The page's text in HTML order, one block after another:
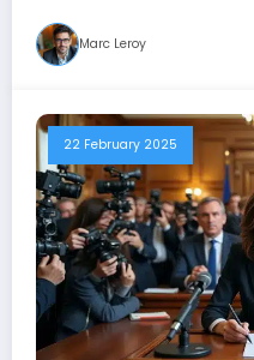
Marc Leroy
22 February 2025